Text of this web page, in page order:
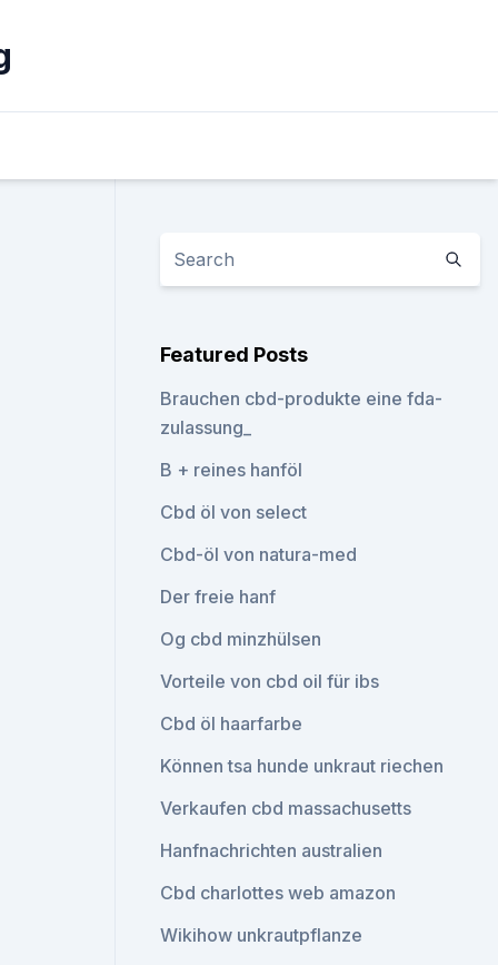
Featured Posts
Brauchen cbd-produkte eine fda-
zulassung_
B + reines hanföl
Cbd öl von select
Cbd-öl von natura-med
Der freie hanf
Og cbd minzhülsen
Vorteile von cbd oil für ibs
Cbd öl haarfarbe
Können tsa hunde unkraut riechen
Verkaufen cbd massachusetts
Hanfnachrichten australien
Cbd charlottes web amazon
Wikihow unkrautpflanze